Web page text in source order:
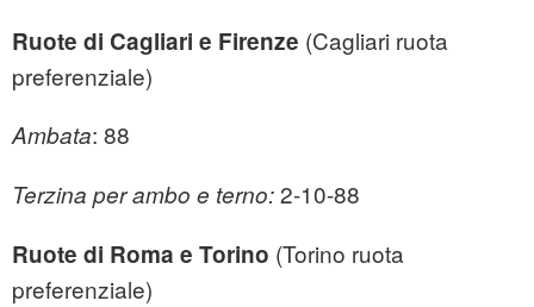
Ruote di Cagliari e Firenze (Cagliari ruota
preferenziale)
Ambata: 88
Terzina per ambo e terno:2-10-88
Ruote di Roma e Torino (Torino ruota
preferenziale)